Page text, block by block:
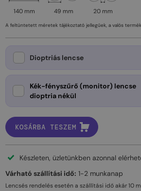
140 mm 49 mm 20 mm
A feltüntetett méretek tájékoztató jellegűek, a valós
Dioptriás lencse
Kék-fényszűrő (monitor) lencse
dioptria nékül
KOSÁRBA TESZEM
Készleten, üzletünkben azonnal
Várható szállítási idő: 1-2 munkanap
Lencsés rendelés esetén a szállítási idő akár10